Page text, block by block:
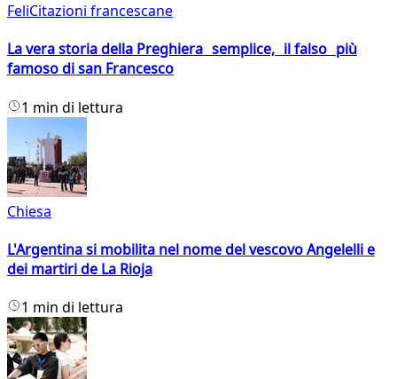
FeliCitazioni francescane
La vera storia della Preghiera semplice, il falso più
famoso di san Francesco
1 min di lettura
Chiesa
L'Argentina si mobilita nel nome del vescovo Angelelli e
dei martiri de La Rioja
1 min di lettura